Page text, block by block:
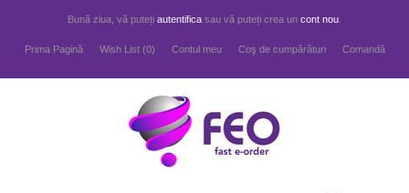
Bună ziua, vă puteți autentifica sau vă puteți crea un cont nou
Prima Pagină Wish List (0) Contul meu Coş de cumpărături Comandă